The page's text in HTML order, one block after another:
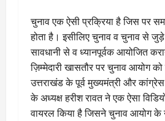
चुनाव एक ऐसी प्रक्रिया है जिस पर
होता है। इसीलिए चुनाव व चुनाव से जुड़े
सावधानी से व ध्यानपूर्वक आयोजित
ज़िम्मेदारी खासतौर पर चुनाव आयोग
उत्तराखंड के पूर्व मुख्यमंत्री और
के अध्यक्ष हरीश रावत ने एक ऐसा
वायरल किया है जिसने चुनाव आयोग के